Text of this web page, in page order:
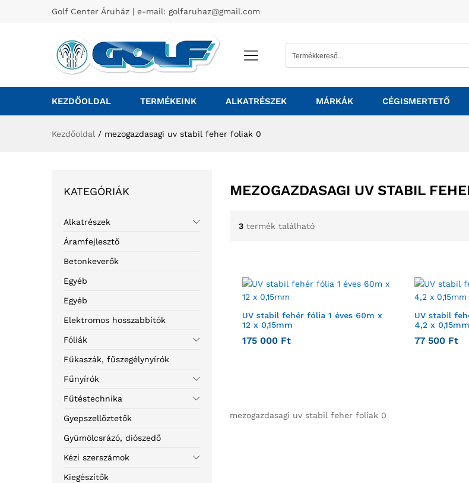
Golf Center Áruház | e-mail: golfaruhaz@gmail.com
KEZDŐOLDAL TERMÉKEINK ALKATRÉSZEK MÁRKÁK CÉGISMERTETŐ
Kezdőoldal / mezogazdasagi uv stabil feher foliak 0
MEZOGAZDASAGI UV STABIL
3 termék található
UV stabil fehér fólia 1 éves 60m x
12 x 0,15mm
175 000 Ft
UV stabil
4,2 x 0,15mm
77 500 Ft
mezogazdasagi uv stabil feher foliak 0
KATEGÓRIÁK
Alkatrészek
Áramfejlesztő
Betonkeverők
Egyéb
Egyéb
Elektromos hosszabbítók
Fóliák
Fűkaszák, fűszegélynyírók
Fűnyírók
Fűtéstechnika
Gyepszellőztetők
Gyümölcsrázó, diószedő
Kézi szerszámok
Kiegészítők